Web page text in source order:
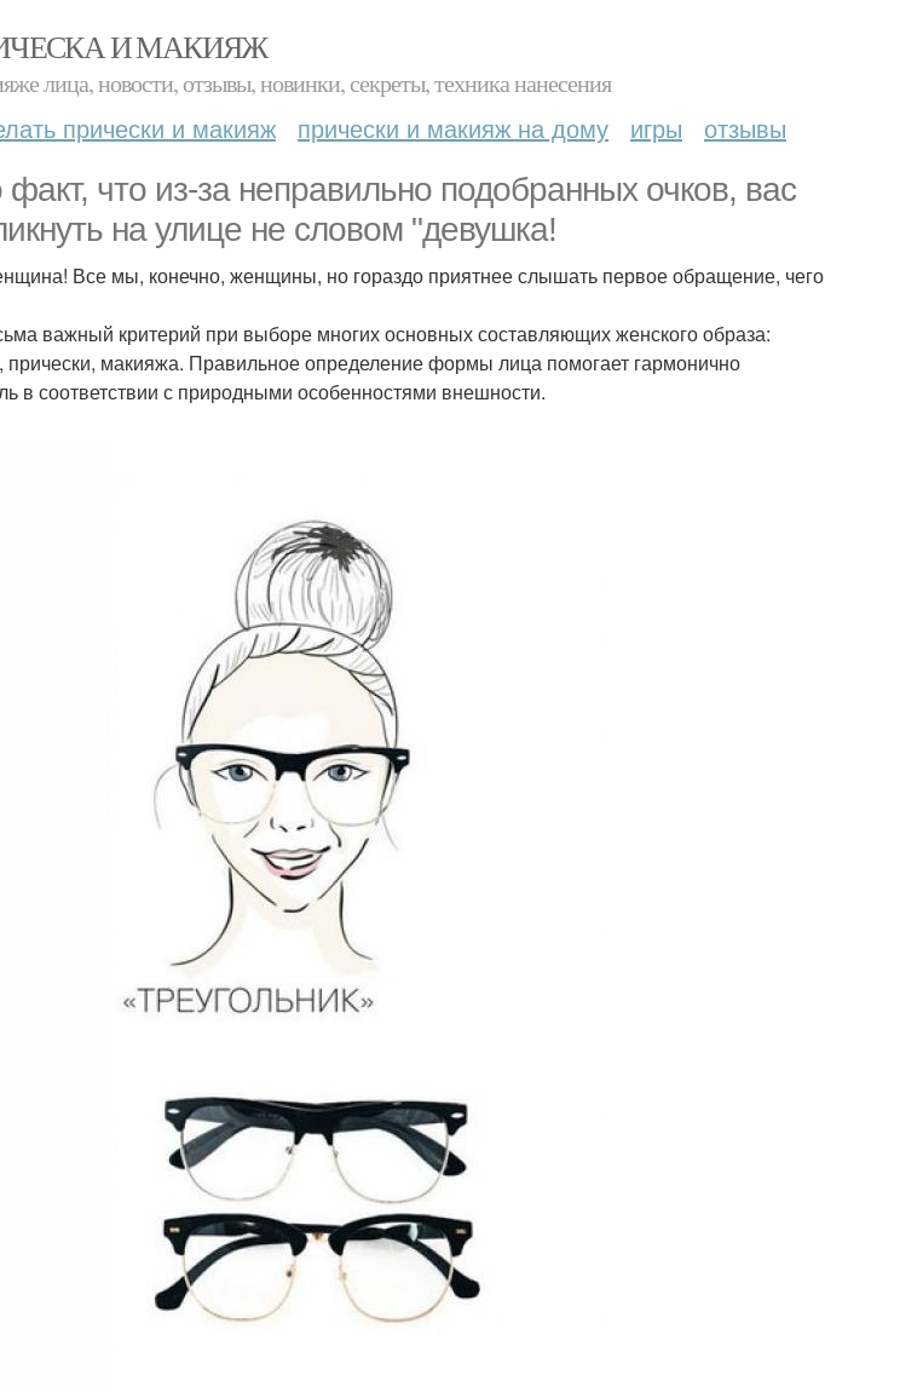
И МАКИЯЖ
лица, новости, отзывы, новинки, секреты, техника нанесения
прически и макияж прически и макияж на дому игры отзывы
что из-за неправильно подобранных очков, вас
на улице не словом "девушка!
Все мы, конечно, женщины, но гораздо приятнее слышать первое обращение, чего
важный критерий при выборе многих основных составляющих женского образа:
прически, макияжа. Правильное определение формы лица помогает гармонично
в соответствии с природными особенностями внешности.